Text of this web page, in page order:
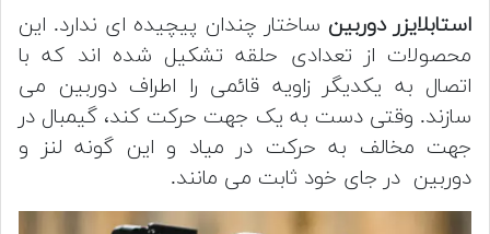
استابلایزر دوربین ساختار چندان پیچیده ای ندارد. این
محصولات از تعدادی حلقه تشکیل شده اند که با
اتصال به یکدیگر زاویه قائمی را اطراف دوربین می
سازند. وقتی دست به یک جهت حرکت کند، گیمبال در
جهت مخالف به حرکت در میاد و این گونه لنز و
دوربین در جای خود ثابت می مانند.